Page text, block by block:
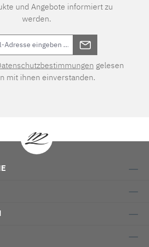
und Angebote informiert zu
werden.
gelesen
mit ihnen einverstanden.